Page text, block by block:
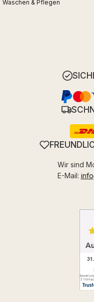
Waschen & Pflegen
Wir sind
E-Mail: